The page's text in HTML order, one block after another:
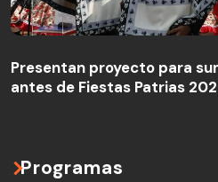
Presentan proyecto para
antes de Fiestas Patrias
Programas